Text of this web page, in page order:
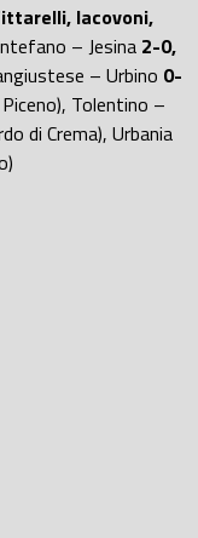
Iacovoni,
– Jesina 2-0,
– Urbino 0-
Tolentino –
di Crema), Urbania